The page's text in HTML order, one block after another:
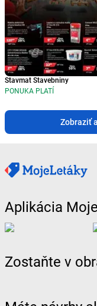
Stavmat Stavebniny
PONUKA PLATÍ
Zobraziť
Aplikácia
Zostaňte v